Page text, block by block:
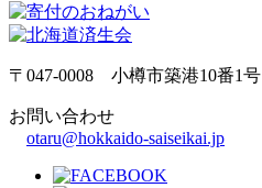
〒047-0008 小樽市築港10番1号
お問い合わせ
otaru@hokkaido-saiseikai.jp